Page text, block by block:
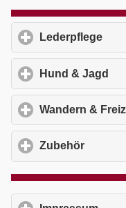
Lederpflege
Hund & Jagd
Wandern &
Zubehör